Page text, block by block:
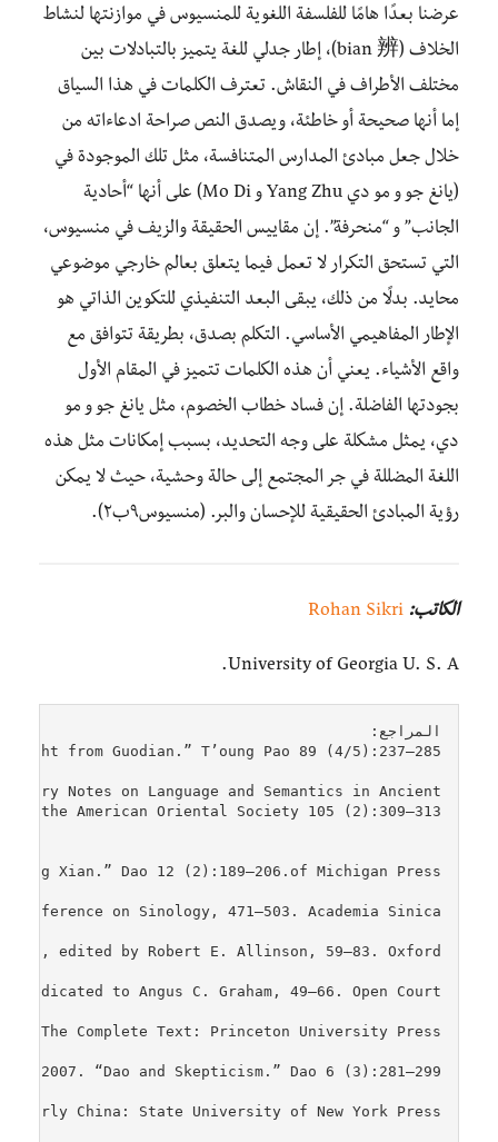
عرضنا بعدًا هامًا للفلسفة اللغوية للمنسيوس في موازنتها لنشاط
الخلاف (bian 辨)، إطار جدلي للغة يتميز بالتبادلات بين
مختلف الأطراف في النقاش. تعترف الكلمات في هذا السياق
إما أنها صحيحة أو خاطئة، ويصدق النص صراحة ادعاءاته من
خلال جعل مبادئ المدارس المتنافسة، مثل تلك الموجودة في
(يانغ جو و مو دي Yang Zhu و Mo Di) على أنها “أحادية
الجانب” و “منحرفة”. إن مقاييس الحقيقة والزيف في منسيوس،
التي تستحق التكرار لا تعمل فيما يتعلق بعالم خارجي موضوعي
محايد. بدلًا من ذلك، يبقى البعد التنفيذي للتكوين الذاتي هو
الإطار المفاهيمي الأساسي. التكلم بصدق، بطريقة تتوافق مع
واقع الأشياء. يعني أن هذه الكلمات تتميز في المقام الأول
بجودتها الفاضلة. إن فساد خطاب الخصوم، مثل يانغ جو و مو
دي، يمثل مشكلة على وجه التحديد، بسبب إمكانات مثل هذه
اللغة المضللة في جر المجتمع إلى حالة وحشية، حيث لا يمكن
رؤية المبادئ الحقيقية للإحسان والبر. (منسيوس٩ب٢).
الكاتب: Rohan Sikri
University of Georgia U. S. A.